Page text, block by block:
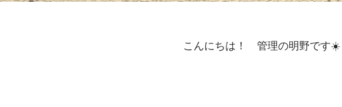
こんにちは！　管理の明野です☀️